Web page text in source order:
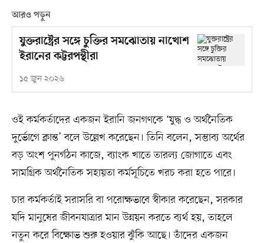
আরও পড়ুন
যুক্তরাষ্ট্রের সঙ্গে চুক্তির সমঝোতায় নাখোশ
ইরানের কট্টরপন্থীরা
১৫ জুন ২০২৬
ওই কর্মকর্তাদের একজন ইরানি জনগণকে ‘যুদ্ধ ও অর্থনৈতিক
দুর্ভোগে ক্লান্ত’ বলে উল্লেখ করেছেন। তিনি বলেন, সম্ভাব্য অর্থের
বড় অংশ পুনর্গঠন কাজে, ব্যাংক খাতে তারল্য জোগাতে এবং
সামগ্রিক অর্থনৈতিক সহায়তা কর্মসূচিতে খরচ করা হতে পারে।
চার কর্মকর্তাই সরাসরি বা পরোক্ষভাবে স্বীকার করেছেন, সরকার
যদি মানুষের জীবনযাত্রার মান উন্নয়ন করতে ব্যর্থ হয়, তাহলে
নতুন করে বিক্ষোভ শুরু হওয়ার ঝুঁকি আছে। তাঁদের একজন